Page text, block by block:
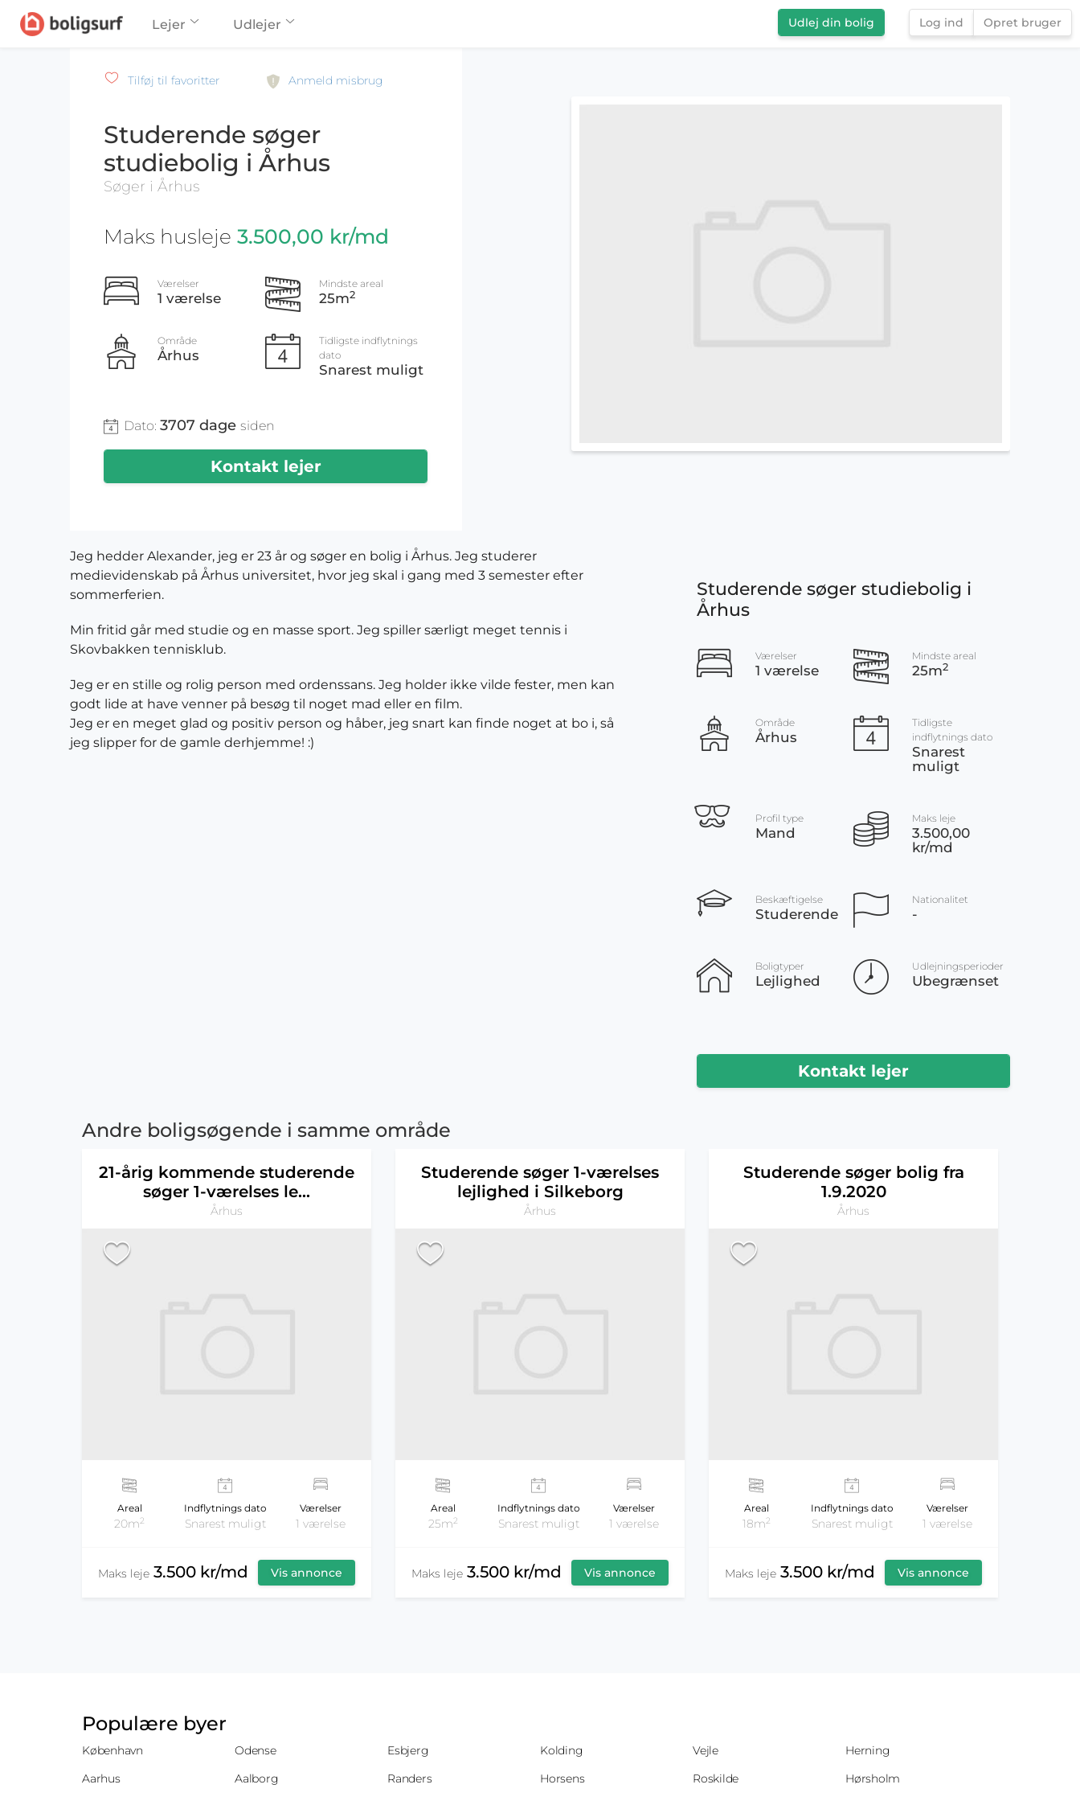
Lejer Udlejer Udlej din bolig Log ind Opret bruger
Tilføj til favoritter Anmeld misbrug
Studerende søger
studiebolig i Århus
Søger i Århus
Maks husleje 3.500,00 kr/md
Værelser
1 værelse
Mindste areal
25m2
Område
Århus
Tidligste indflytnings
dato
Snarest muligt
Dato: 3707 dage siden
Kontakt lejer
Studerende søger studiebolig i
Århus
Værelser
1 værelse
Mindste areal
25m2
Område
Århus
Tidligste
indflytnings dato
Snarest
muligt
Profil type
Mand
Maks leje
3.500,00
kr/md
Beskæftigelse
Studerende
Nationalitet
-
Boligtyper
Lejlighed
Udlejningsperioder
Ubegrænset
Jeg hedder Alexander, jeg er 23 år og søger en bolig i Århus. Jeg studerer
medievidenskab på Århus universitet, hvor jeg skal i gang med 3 semester efter
sommerferien.
Min fritid går med studie og en masse sport. Jeg spiller særligt meget tennis i
Skovbakken tennisklub.
Jeg er en stille og rolig person med ordenssans. Jeg holder ikke vilde fester, men kan
godt lide at have venner på besøg til noget mad eller en film.
Jeg er en meget glad og positiv person og håber, jeg snart kan finde noget at bo i, så
jeg slipper for de gamle derhjemme! :)
Kontakt lejer
Andre boligsøgende i samme område
21-årig kommende studerende
søger 1-værelses le...
Århus
Areal
20m2
Indflytnings dato
Snarest muligt
Værelser
1 værelse
Maks leje 3.500 kr/md Vis annonce
Studerende søger 1-værelses
lejlighed i Silkeborg
Århus
Areal
25m2
Indflytnings dato
Snarest muligt
Værelser
1 værelse
Maks leje 3.500 kr/md Vis annonce
Studerende søger bolig fra
1.9.2020
Århus
Areal
18m2
Indflytnings dato
Snarest muligt
Værelser
1 værelse
Maks leje 3.500 kr/md Vis annonce
Populære byer
København Odense Esbjerg Kolding Vejle
Herning
Aarhus
Aalborg Randers Horsens Roskilde Hørsholm